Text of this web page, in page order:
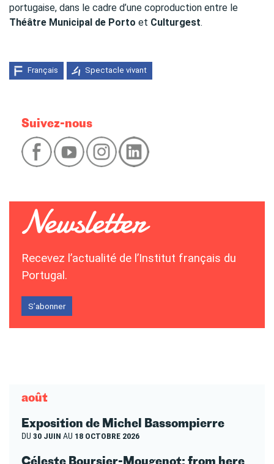
portugaise, dans le cadre d’une coproduction entre le
Théâtre Municipal de Porto et Culturgest.
Français Spectacle vivant
Suivez-nous
Recevez l’actualité de l’Institut français du
Portugal.
S’abonner
août
Exposition de Michel Bassompierre
DU 30 JUIN AU 18 OCTOBRE 2026
Céleste Boursier-Mougenot: from here